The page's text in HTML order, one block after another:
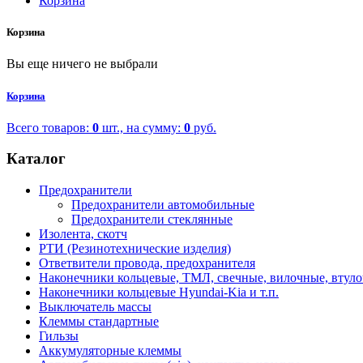
Корзина
Вы еще ничего не выбрали
Корзина
Всего товаров: 0 шт., на сумму: 0 руб.
Каталог
Предохранители
Предохранители автомобильные
Предохранители стеклянные
Изолента, скотч
РТИ (Резинотехнические изделия)
Ответвители провода, предохранителя
Наконечники кольцевые, ТМЛ, свечные, вилочные,
Наконечники кольцевые Hyundai-Kia и т.п.
Выключатель массы
Клеммы стандартные
Гильзы
Аккумуляторные клеммы